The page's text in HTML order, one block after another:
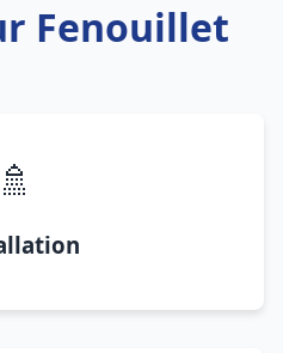
Fenouillet
🚿